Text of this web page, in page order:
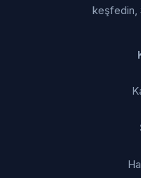
keşfedin,